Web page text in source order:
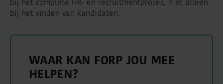
bij het vinden van kandidaten.
WAAR KAN FORP JOU MEE
HELPEN?